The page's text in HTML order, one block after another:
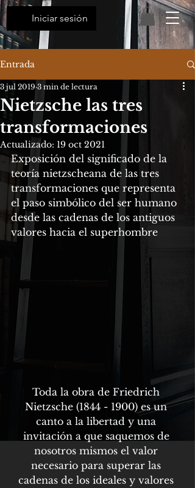
Iniciar sesión
Entrada
Nietzsche las tres
transformaciones
3 jul 2019 3 min de lectura
Actualizado: 19 oct 2021
Exposición del significado de la
teoría nietzscheana de las tres
transformaciones que representa
el paso simbólico del ser humano
desde las cadenas de los antiguos
valores hacia el superhombre
Toda la obra de Friedrich
Nietzsche (1844 - 1900) es un
canto a la libertad y una
invitación a que saquemos de
nosotros mismos el valor
necesario para superar las
cadenas de los ideales y valores